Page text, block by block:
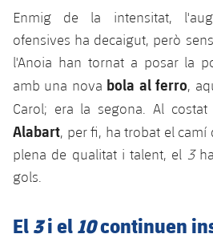
Palmarès
Classificació
Jugadors
Fotos
Palmarès
Jugadors
Classificació
Juvenil
Cadet
Infantil
Aleví
PLUSICON
MÉS
Primer equip
plusicon
més
Actualitat
Calendari
Resultats
plusicon
més
Actualitat
Resultats
Base
plusicon
més
Barça C
Enmig de la intensitat,
ofensives ha decaigut, però
l'Anoia han tornat a posar la
amb una nova bola al ferro,
Carol; era la segona. Al costat
Alabart, per fi, ha trobat el camí
plena de qualitat i talent, el 3
gols.
El3i el10continuen